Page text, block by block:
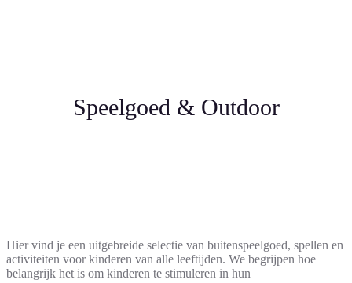
Speelgoed & Outdoor
Hier vind je een uitgebreide selectie van buitenspeelgoed, spellen en
activiteiten voor kinderen van alle leeftijden. We begrijpen hoe
belangrijk het is om kinderen te stimuleren in hun